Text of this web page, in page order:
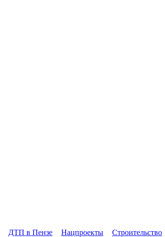
ДТП в Пензе Нацпроекты Строительство